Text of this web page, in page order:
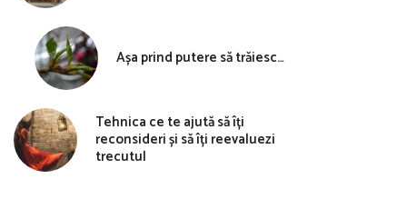
Așa prind putere să trăiesc…
Tehnica ce te ajută să îți
reconsideri și să îți reevaluezi
trecutul